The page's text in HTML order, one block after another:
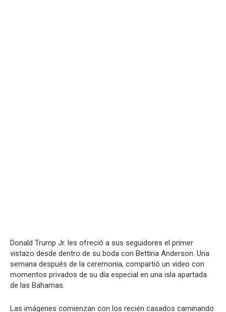
Donald Trump Jr. les ofreció a sus seguidores el primer
vistazo desde dentro de su boda con Bettina Anderson. Una
semana después de la ceremonia, compartió un video con
momentos privados de su día especial en una isla apartada
de las Bahamas.
Las imágenes comienzan con los recién casados caminando